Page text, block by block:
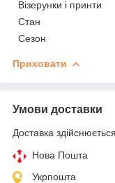
Візерунки і принти
Стан
Сезон
Приховати
Умови доставки
Доставка
Нова Пошта
Укрпошта